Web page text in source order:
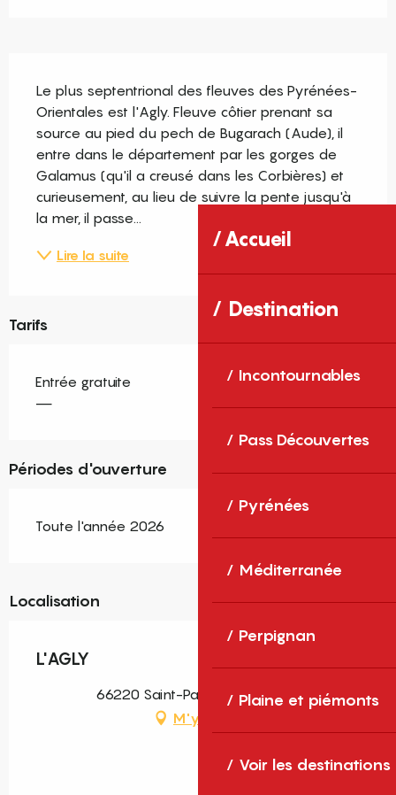
Accueil
Destination
Incontournables
Pass Découvertes
Pyrénées
Méditerranée
Perpignan
Plaine et piémonts
Voir les destinations
Le plus septentrional des fleuves des Pyrénées-
Orientales est l'Agly. Fleuve côtier prenant sa
source au pied du pech de Bugarach (Aude), il
entre dans le département par les gorges de
Galamus (qu'il a creusé dans les Corbières) et
curieusement, au lieu de suivre la pente jusqu'à
la mer, il passe...
Lire la suite
Tarifs
Entrée gratuite
—
Périodes d'ouverture
Toute l'année 2026
Localisation
L'AGLY
66220 Saint-Paul-de-Fenouillet
M'y rendre